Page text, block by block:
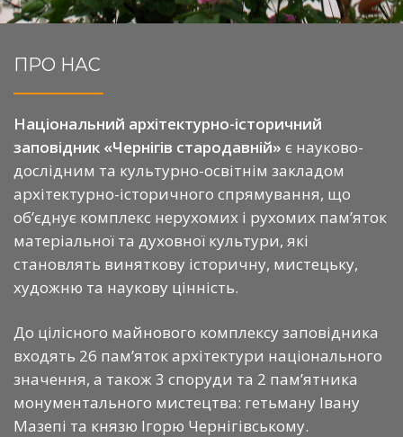
ПРО НАС
Національний архітектурно-історичний
заповідник «Чернігів стародавній» є науково-
дослідним та культурно-освітнім закладом
архітектурно-історичного спрямування, що
об’єднує комплекс нерухомих і рухомих пам’яток
матеріальної та духовної культури, які
становлять виняткову історичну, мистецьку,
художню та наукову цінність.
До цілісного майнового комплексу заповідника
входять 26 пам’яток архітектури національного
значення, а також 3 споруди та 2 пам’ятника
монументального мистецтва: гетьману Івану
Мазепі та князю Ігорю Чернігівському.